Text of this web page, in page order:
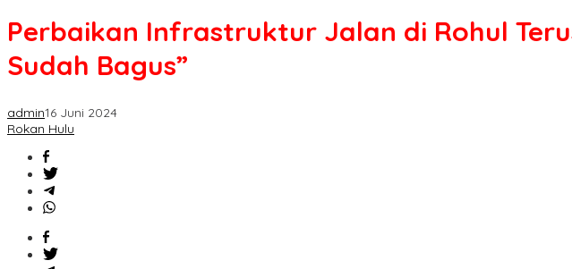
di
Perbaikan Infrastruktur Jalan di Rohul
Sudah Bagus”
admin16 Juni 2024
Rokan Hulu